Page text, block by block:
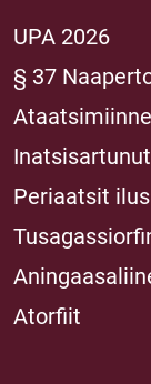
UPA 2026
§ 37
Periaatsit
Atorfiit